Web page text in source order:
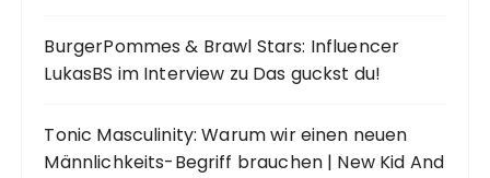
BurgerPommes & Brawl Stars: Influencer
LukasBS im Interview zu Das guckst du!
Tonic Masculinity: Warum wir einen neuen
Männlichkeits-Begriff brauchen | New Kid And